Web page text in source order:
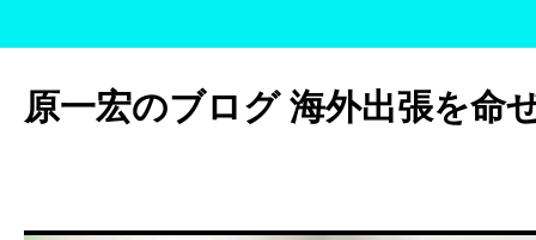
テ
ン
ッ
原一宏のブログ 海外出張を命